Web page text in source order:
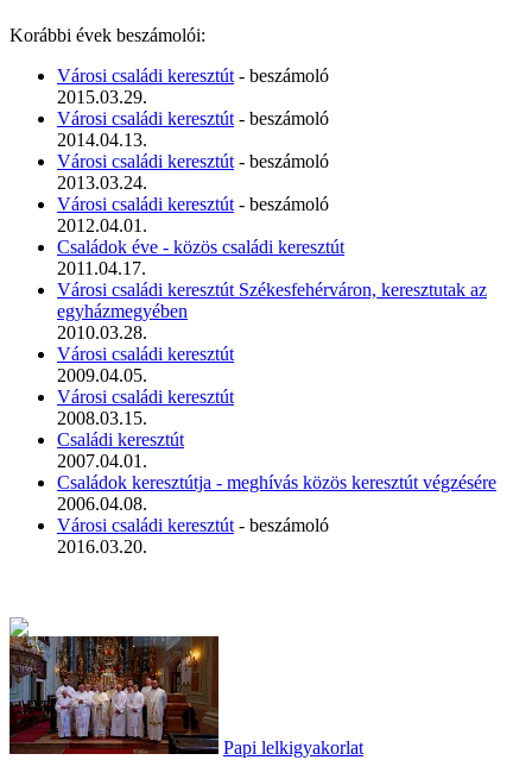
Korábbi évek beszámolói:
Városi családi keresztút - beszámoló
2015.03.29.
Városi családi keresztút - beszámoló
2014.04.13.
Városi családi keresztút - beszámoló
2013.03.24.
Városi családi keresztút - beszámoló
2012.04.01.
Családok éve - közös családi keresztút
2011.04.17.
Városi családi keresztút Székesfehérváron, keresztutak az
egyházmegyében
2010.03.28.
Városi családi keresztút
2009.04.05.
Városi családi keresztút
2008.03.15.
Családi keresztút
2007.04.01.
Családok keresztútja - meghívás közös keresztút végzésére
2006.04.08.
Városi családi keresztút - beszámoló
2016.03.20.
Papi lelkigyakorlat